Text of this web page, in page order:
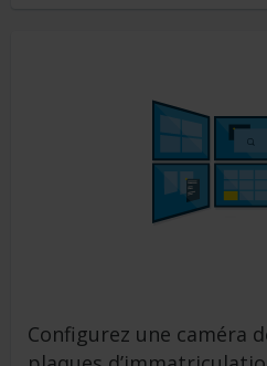
Configurez une caméra